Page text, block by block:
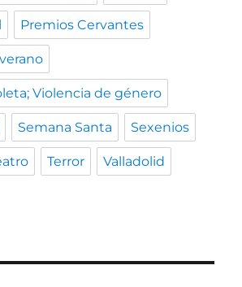
Premios Cervantes
Violencia de género
Semana Santa Sexenios
Terror Valladolid